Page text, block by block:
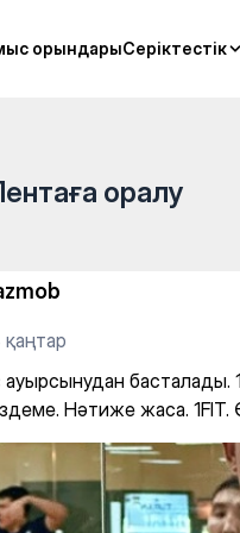
орындарыСеріктестік
орындарыСеріктестік
classes
оралу
қаңтар
ауырсынудан басталады.
Нәтиже жаса. 1FIT.